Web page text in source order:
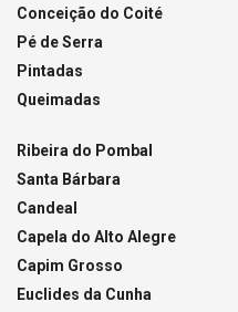
Conceição do Coité
Pé de Serra
Pintadas
Queimadas
Ribeira do Pombal
Santa Bárbara
Candeal
Capela do Alto Alegre
Capim Grosso
Euclides da Cunha